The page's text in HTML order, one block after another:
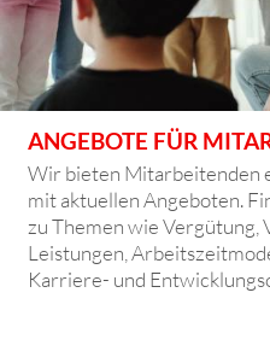
ANGEBOTE FÜR
Wir bieten Mitarbeitenden
mit aktuellen Angeboten.
zu Themen wie Vergütung,
Leistungen,
Karriere- und